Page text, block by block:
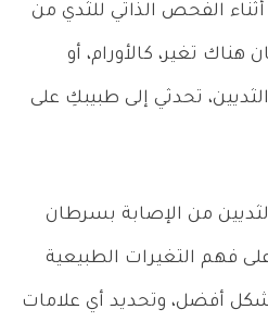
الفحص الذاتي للثدي من
هناك تغير، كالأورام، أو
تحدثي إلى طبيبكِ على
من الإصابة بسرطان
فهم التغيرات الطبيعية
أفضل، وتحديد أي علامات